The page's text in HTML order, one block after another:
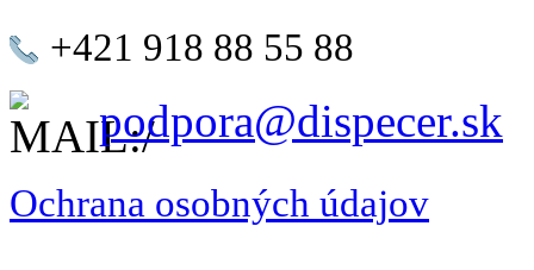
+421 918 88 55 88
podpora@dispecer.sk
Ochrana osobných údajov